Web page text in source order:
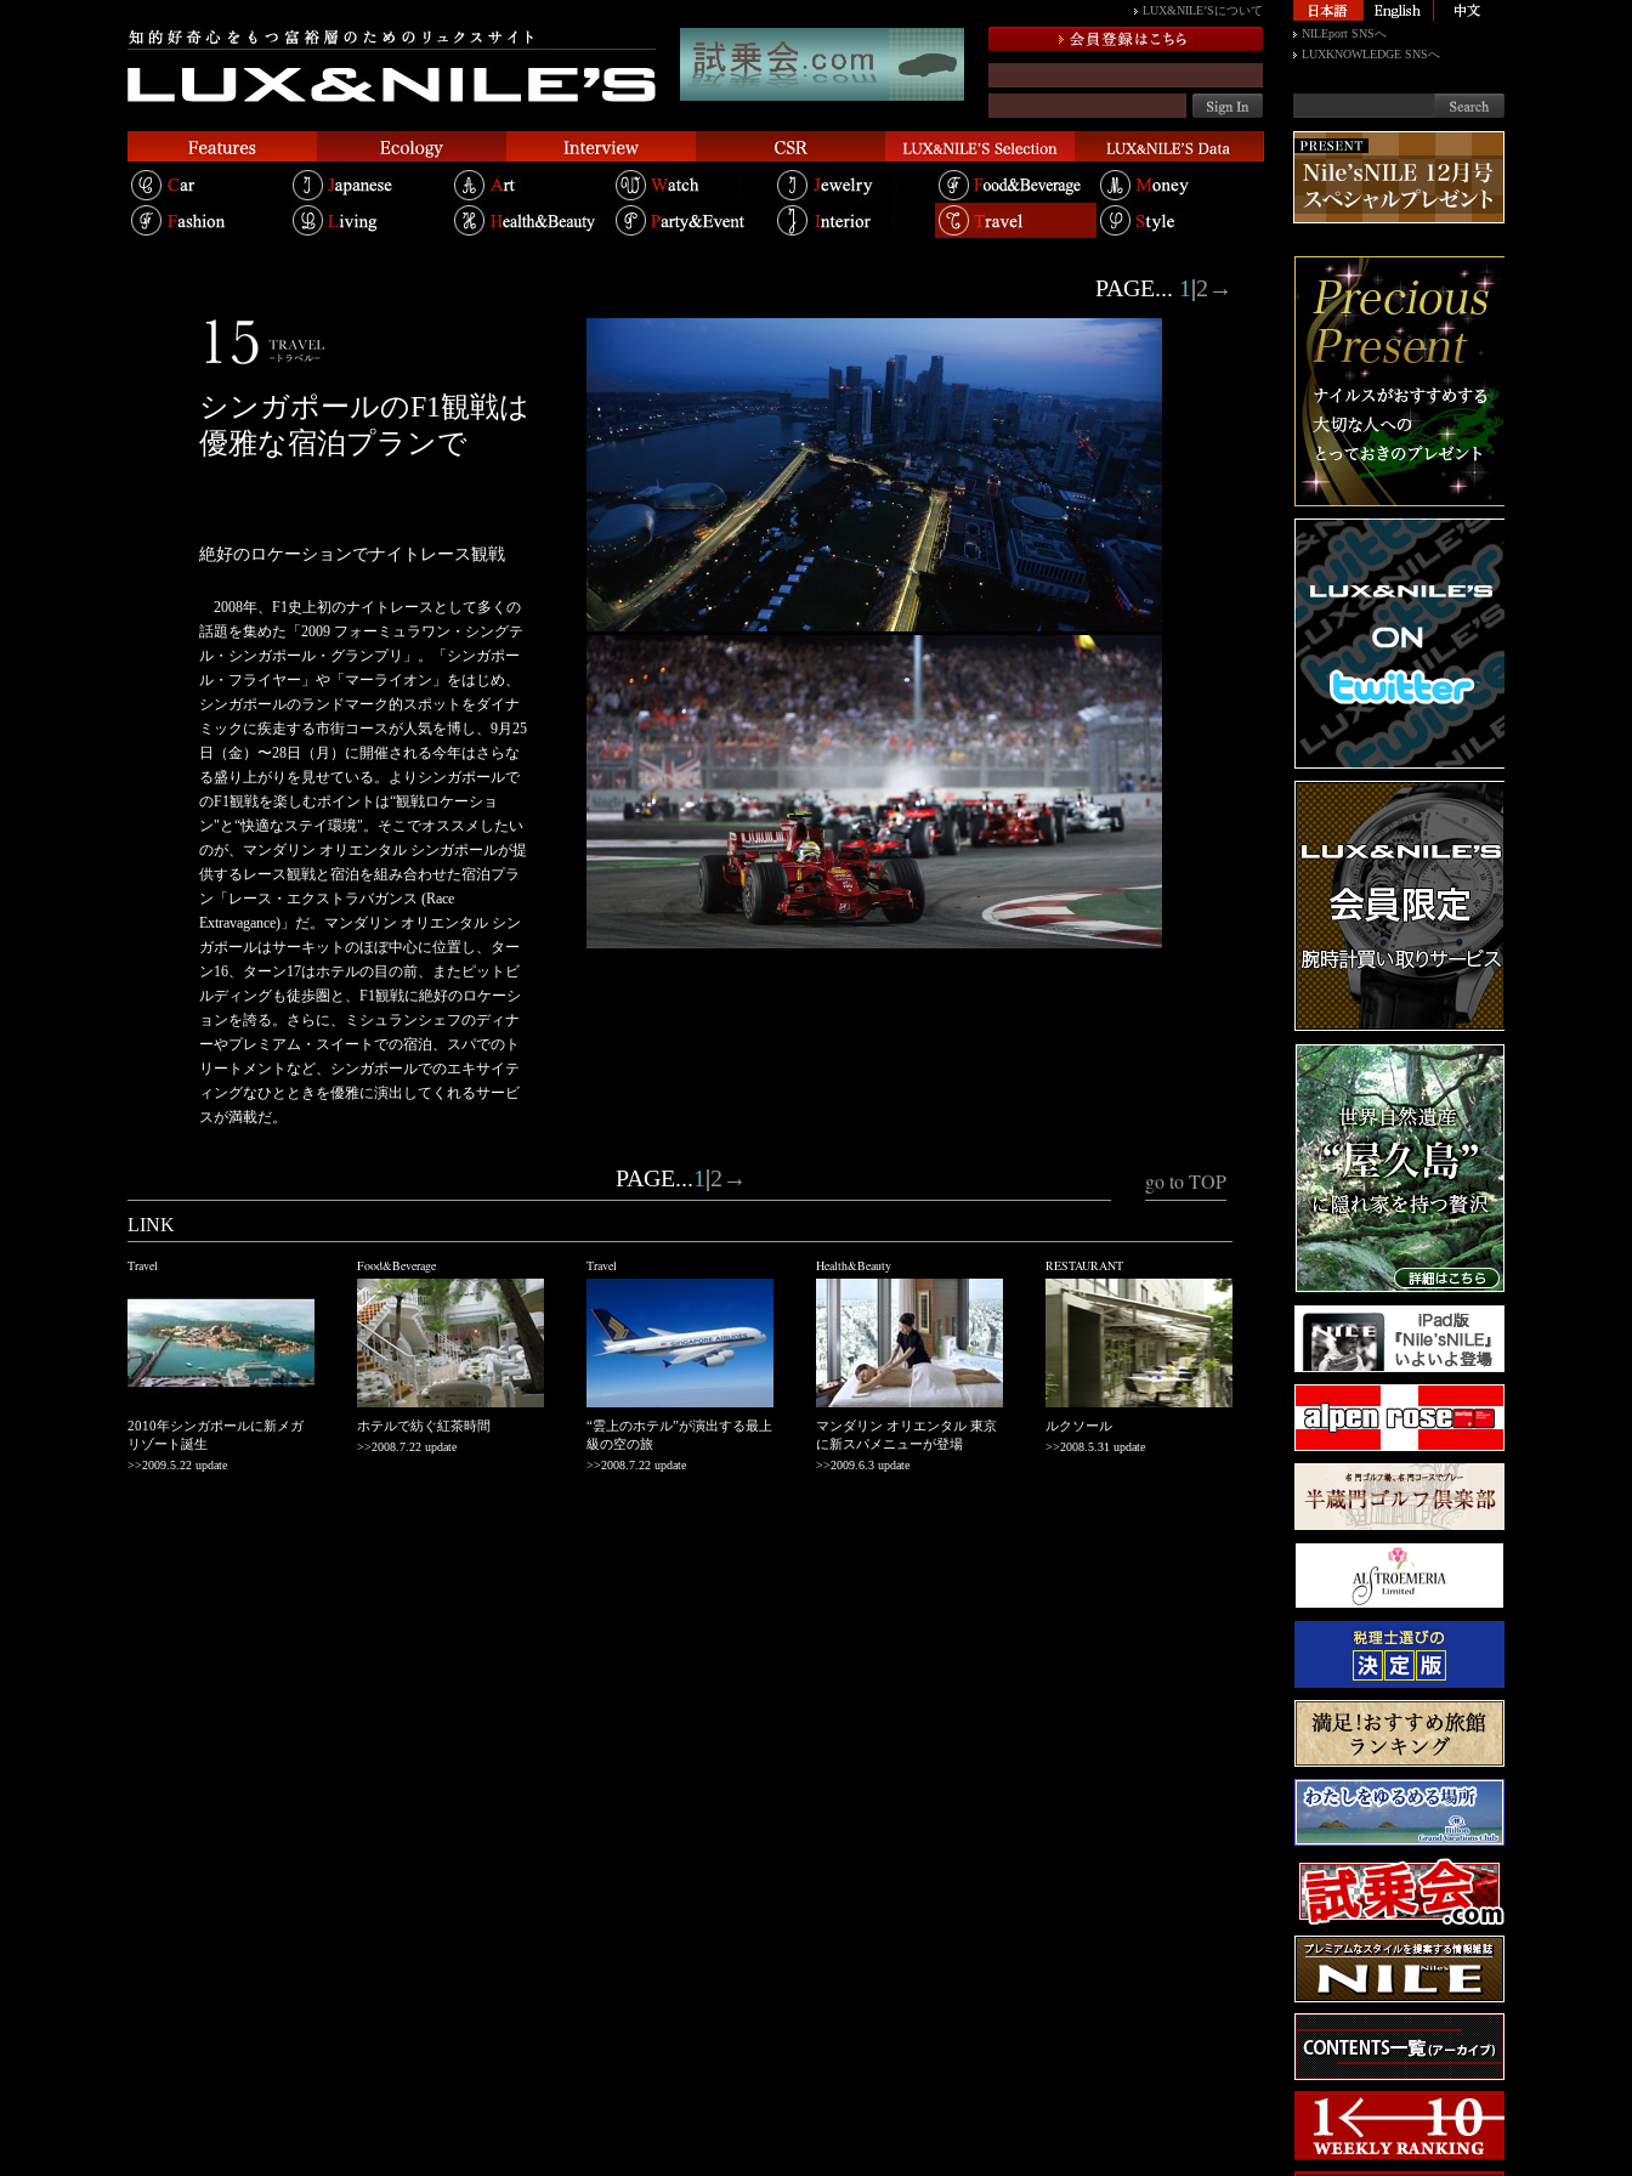
LUX&NILE’Sについて
NILEport SNSへ
LUXKNOWLEDGE SNSへ
PAGE... 1|2 →
シンガポールのF1観戦は
優雅な宿泊プランで
絶好のロケーションでナイトレース観戦
2008年、F1史上初のナイトレースとして多くの
話題を集めた「2009 フォーミュラワン・シングテ
ル・シンガポール・グランプリ」。「シンガポー
ル・フライヤー」や「マーライオン」をはじめ、
シンガポールのランドマーク的スポットをダイナ
ミックに疾走する市街コースが人気を博し、9月25
日（金）〜28日（月）に開催される今年はさらな
る盛り上がりを見せている。よりシンガポールで
のF1観戦を楽しむポイントは“観戦ロケーショ
ン"と“快適なステイ環境"。そこでオススメしたい
のが、マンダリン オリエンタル シンガポールが提
供するレース観戦と宿泊を組み合わせた宿泊プラ
ン「レース・エクストラバガンス (Race
Extravagance)」だ。マンダリン オリエンタル シン
ガポールはサーキットのほぼ中心に位置し、ター
ン16、ターン17はホテルの目の前、またピットビ
ルディングも徒歩圏と、F1観戦に絶好のロケーシ
ョンを誇る。さらに、ミシュランシェフのディナ
ーやプレミアム・スイートでの宿泊、スパでのト
リートメントなど、シンガポールでのエキサイテ
ィングなひとときを優雅に演出してくれるサービ
スが満載だ。
go to TOP
PAGE...1|2 →
LINK
Travel
2010年シンガポールに新メガ
リゾート誕生
>>2009.5.22 update
Food&Beverage
ホテルで紡ぐ紅茶時間
>>2008.7.22 update
Travel
“雲上のホテル”が演出する最上
級の空の旅
>>2008.7.22 update
Health&Beauty
マンダリン オリエンタル 東京
に新スパメニューが登場
>>2009.6.3 update
RESTAURANT
ルクソール
>>2008.5.31 update